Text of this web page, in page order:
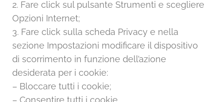
2. Fare click sul pulsante Strumenti e scegliere
Opzioni Internet;
3. Fare click sulla scheda Privacy e nella
sezione Impostazioni modificare il dispositivo
di scorrimento in funzione dell’azione
desiderata per i cookie:
– Bloccare tutti i cookie;
– Consentire tutti i cookie